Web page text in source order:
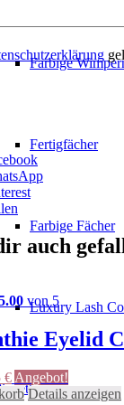
Farbige
Fertigfächer
Farbige Fächer
Luxury Lash
auch
von 5
Eyelid
€Aktueller
Preis
Angebot!
Details anzeigen